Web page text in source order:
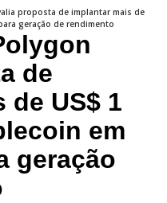
proposta de implantar mais de
geração de rendimento
de
de US$ 1
em
geração